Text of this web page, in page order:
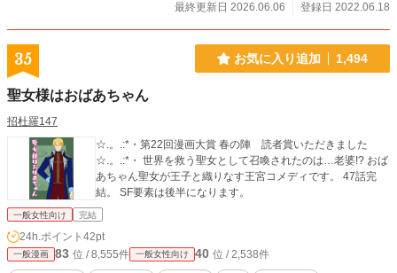
最終更新日 2026.06.06
登録日 2022.06.18
35 お気に入り追加 1,494
聖女様はおばあちゃん
招杜羅147
☆.。.:*・第22回漫画大賞 春の陣 読者賞いただきました
☆.。.:*・ 世界を救う聖女として召喚されたのは…老婆!? おば
あちゃん聖女が王子と織りなす王宮コメディです。 47話完
結。 SF要素は後半になります。
一般女性向け 完結
24h.ポイント 42pt
一般漫画 83 位 / 8,555件 一般女性向け 40 位 / 2,538件